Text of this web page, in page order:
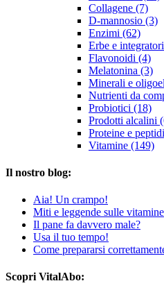
Collagene (7)
D-mannosio (3)
Enzimi (62)
Erbe e
Flavonoidi (4)
Melatonina (3)
Minerali e
Nutrienti da
Probiotici (18)
Prodotti alcalini
Proteine ​​e
Vitamine (149)
Il nostro blog:
Aia! Un crampo!
Miti e leggende sulle vitamine
Il pane fa davvero male?
Usa il tuo tempo!
Come prepararsi
Scopri VitalAbo: